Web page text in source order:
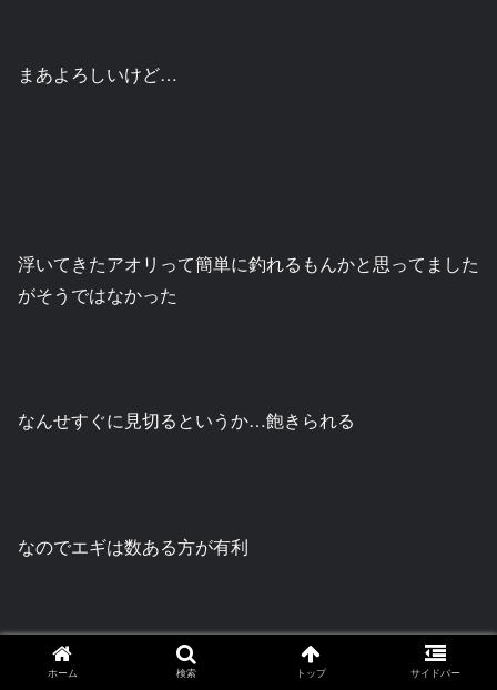
まあよろしいけど…
浮いてきたアオリって簡単に釣れるもんかと思ってました
がそうではなかった
なんせすぐに見切るというか…飽きられる
なのでエギは数ある方が有利
アクションもパターン見つけるまではいろいろ試したほう
ホーム 検索 トップ サイドバー